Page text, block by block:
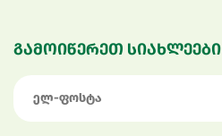
გამოიწერეთ სიახლეები